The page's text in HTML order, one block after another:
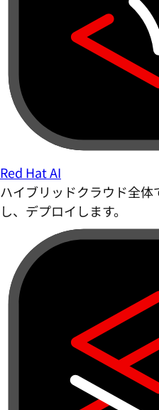
Red Hat AI
ハイブリッドクラウド全
し、デプロイします。